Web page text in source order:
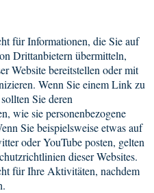
für Informationen, die Sie auf
Drittanbietern übermitteln,
Website bereitstellen oder mit
Wenn Sie einem Link zu
Sie deren
wie sie personenbezogene
Sie beispielsweise etwas auf
oder YouTube posten, gelten
dieser Websites.
für Ihre Aktivitäten, nachdem